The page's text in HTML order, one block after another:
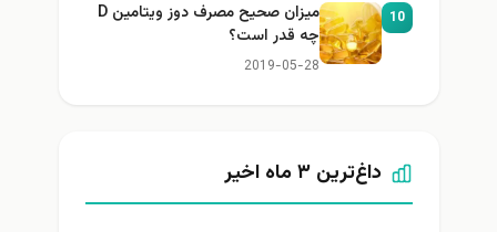
10
میزان صحیح مصرف دوز ویتامین D
چه قدر است؟
2019-05-28
داغ‌ترین ۳ ماه اخیر